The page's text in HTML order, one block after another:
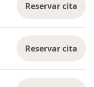
Reservar cita
Reservar cita